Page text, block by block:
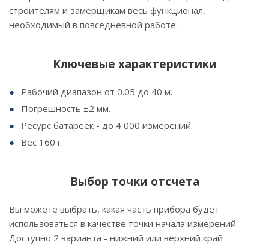
строителям и замерщикам весь функционал,
необходимый в повседневной работе.
Ключевые характеристики
Рабочий диапазон от 0.05 до 40 м.
Погрешность ±2 мм.
Ресурс батареек - до 4 000 измерений.
Вес 160 г.
Выбор точки отсчета
Вы можете выбрать, какая часть прибора будет
использоваться в качестве точки начала измерений.
Доступно 2 варианта - нижний или верхний край